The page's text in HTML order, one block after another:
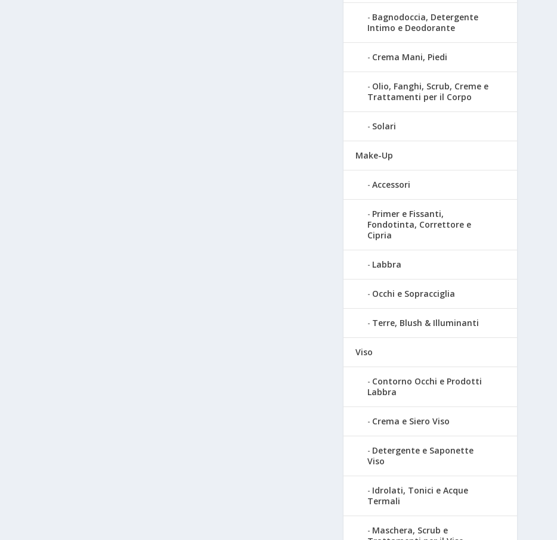
Bagnodoccia, Detergente
Intimo e Deodorante
Crema Mani, Piedi
Olio, Fanghi, Scrub, Creme e
Trattamenti per il Corpo
Solari
Make-Up
Accessori
Primer e Fissanti,
Fondotinta, Correttore e
Cipria
Labbra
Occhi e Sopracciglia
Terre, Blush & Illuminanti
Viso
Contorno Occhi e Prodotti
Labbra
Crema e Siero Viso
Detergente e Saponette
Viso
Idrolati, Tonici e Acque
Termali
Maschera, Scrub e